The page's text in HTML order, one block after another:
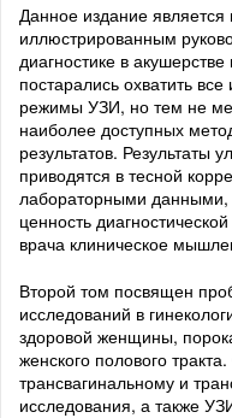
Данное издание
иллюстрированным
диагностике в
постарались охватить
режимы УЗИ, но тем не
наиболее доступных
результатов. Результаты
приводятся в тесной
лабораторными данными,
ценность
врача клиническое
Второй том посвящен
исследований в
здоровой женщины,
женского полового
трансвагинальному и
исследования, а также